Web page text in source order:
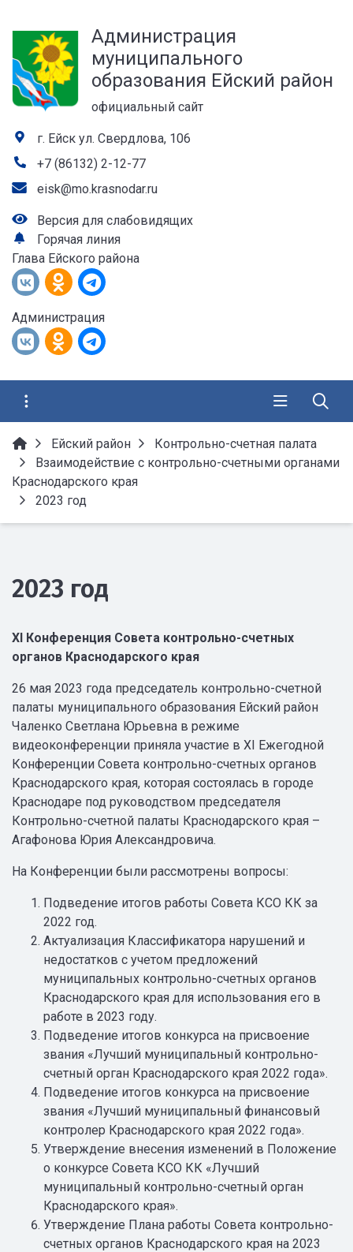
Администрация
муниципального
образования Ейский район
официальный сайт
г. Ейск ул. Свердлова, 106
+7 (86132) 2-12-77
eisk@mo.krasnodar.ru
Версия для слабовидящих
Горячая линия
Глава Ейского района
Администрация
Ейский район
Контрольно-счетная палата
Взаимодействие с контрольно-счетными органами
Краснодарского края
2023 год
2023 год
ХI Конференция Совета контрольно-счетных
органов Краснодарского края
26 мая 2023 года председатель контрольно-счетной
палаты муниципального образования Ейский район
Чаленко Светлана Юрьевна в режиме
видеоконференции приняла участие в ХI Ежегодной
Конференции Совета контрольно-счетных органов
Краснодарского края, которая состоялась в городе
Краснодаре под руководством председателя
Контрольно-счетной палаты Краснодарского края –
Агафонова Юрия Александровича.
На Конференции были рассмотрены вопросы:
Подведение итогов работы Совета КСО КК за
2022 год.
Актуализация Классификатора нарушений и
недостатков с учетом предложений
муниципальных контрольно-счетных органов
Краснодарского края для использования его в
работе в 2023 году.
Подведение итогов конкурса на присвоение
звания «Лучший муниципальный контрольно-
счетный орган Краснодарского края 2022 года».
Подведение итогов конкурса на присвоение
звания «Лучший муниципальный финансовый
контролер Краснодарского края 2022 года».
Утверждение внесения изменений в Положение
о конкурсе Совета КСО КК «Лучший
муниципальный контрольно-счетный орган
Краснодарского края».
Утверждение Плана работы Совета контрольно-
счетных органов Краснодарского края на 2023